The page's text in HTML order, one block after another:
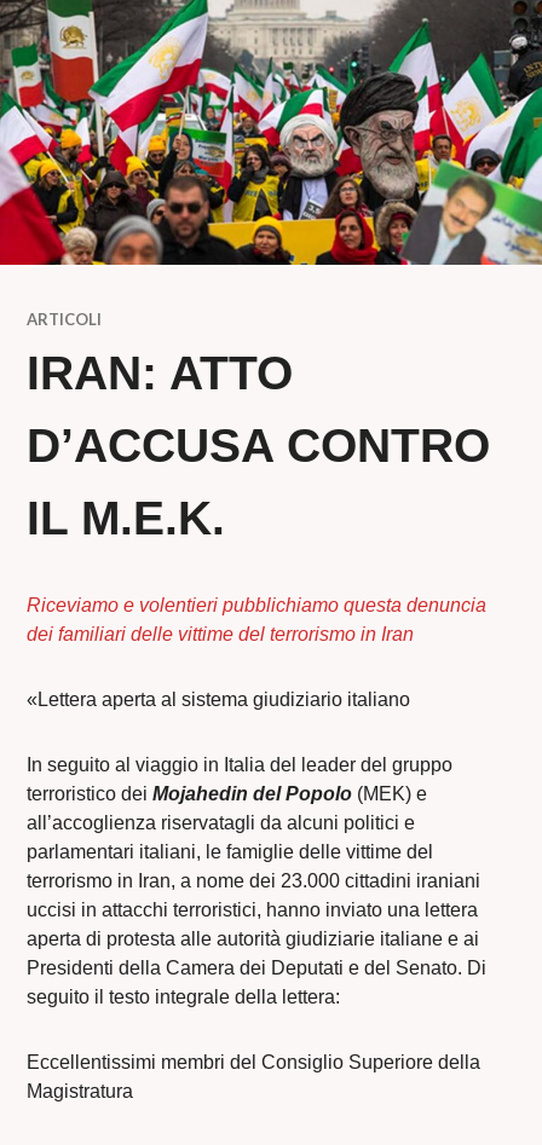
ARTICOLI
IRAN: ATTO
D’ACCUSA CONTRO
IL M.E.K.
Riceviamo e volentieri pubblichiamo questa denuncia
dei familiari delle vittime del terrorismo in Iran
«Lettera aperta al sistema giudiziario italiano
In seguito al viaggio in Italia del leader del gruppo
terroristico deiMojahedin del Popolo (MEK) e
all’accoglienza riservatagli da alcuni politici e
parlamentari italiani, le famiglie delle vittime del
terrorismo in Iran, a nome dei 23.000 cittadini iraniani
uccisi in attacchi terroristici, hanno inviato una lettera
aperta di protesta alle autorità giudiziarie italiane e ai
Presidenti della Camera dei Deputati e del Senato. Di
seguito il testo integrale della lettera:
Eccellentissimi membri del Consiglio Superiore della
Magistratura